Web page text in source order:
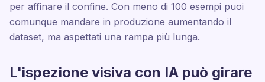
per affinare il confine. Con meno di 100 esempi puoi
comunque mandare in produzione aumentando il
dataset, ma aspettati una rampa più lunga.
L'ispezione visiva con IA può girare